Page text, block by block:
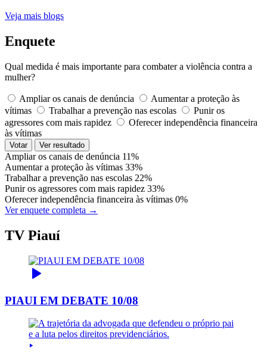
Veja mais blogs
Enquete
Qual medida é mais importante para combater a violência contra a
mulher?
Ampliar os canais de denúncia
Aumentar a proteção às
vítimas
Trabalhar a prevenção nas escolas
Punir os
agressores com mais rapidez
Oferecer independência financeira
às vítimas
Votar Ver resultado
Ampliar os canais de denúncia 11%
Aumentar a proteção às vítimas 33%
Trabalhar a prevenção nas escolas 22%
Punir os agressores com mais rapidez 33%
Oferecer independência financeira às vítimas 0%
Ver enquete completa →
TV Piauí
PIAUI EM DEBATE 10/08